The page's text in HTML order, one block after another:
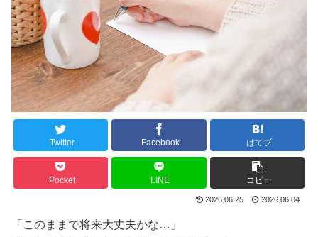
Twitter Facebook はてブ
Pocket LINE コピー
2026.06.25 2026.06.04
「このままで将来大丈夫かな…」